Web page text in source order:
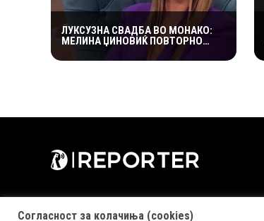
ЛУКСУЗНА СВАДБА ВО МОНАКО:
МЕЛИНА ЏИНОВИЌ ПОВТОРНО
ЗАСТАНУВА НА „ЛУДИОТ КАМЕН“
СО МИЛИОНЕР ПОСТАР 23 ГОДИНИ
Согласност за колачиња (cookies)